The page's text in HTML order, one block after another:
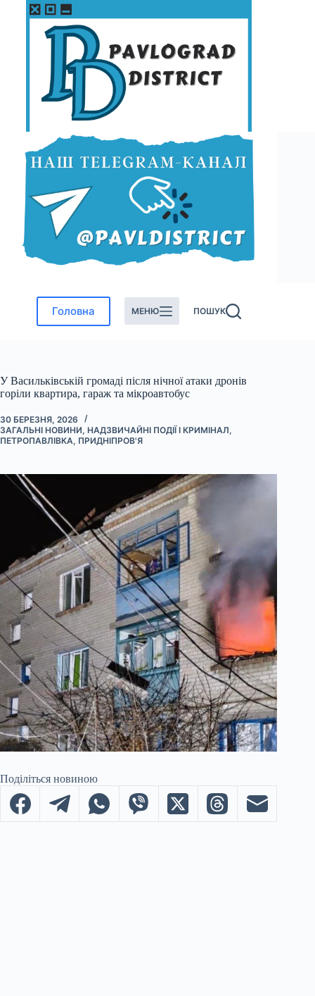
Перейти
Головна МЕНЮ ПОШУК
У Васильківській громаді після нічної атаки дронів
горіли квартира, гараж та мікроавтобус
30 БЕРЕЗНЯ, 2026
ЗАГАЛЬНІ НОВИНИ, НАДЗВИЧАЙНІ ПОДІЇ І КРИМІНАЛ,
ПЕТРОПАВЛІВКА, ПРИДНІПРОВ'Я
Поділіться новиною